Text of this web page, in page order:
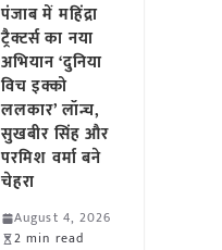
पंजाब में महिंद्रा
ट्रैक्टर्स का नया
अभियान ‘दुनिया
विच इक्को
ललकार’ लॉन्च,
सुखबीर सिंह और
परमिश वर्मा बने
चेहरा
August 4, 2026
2 min read